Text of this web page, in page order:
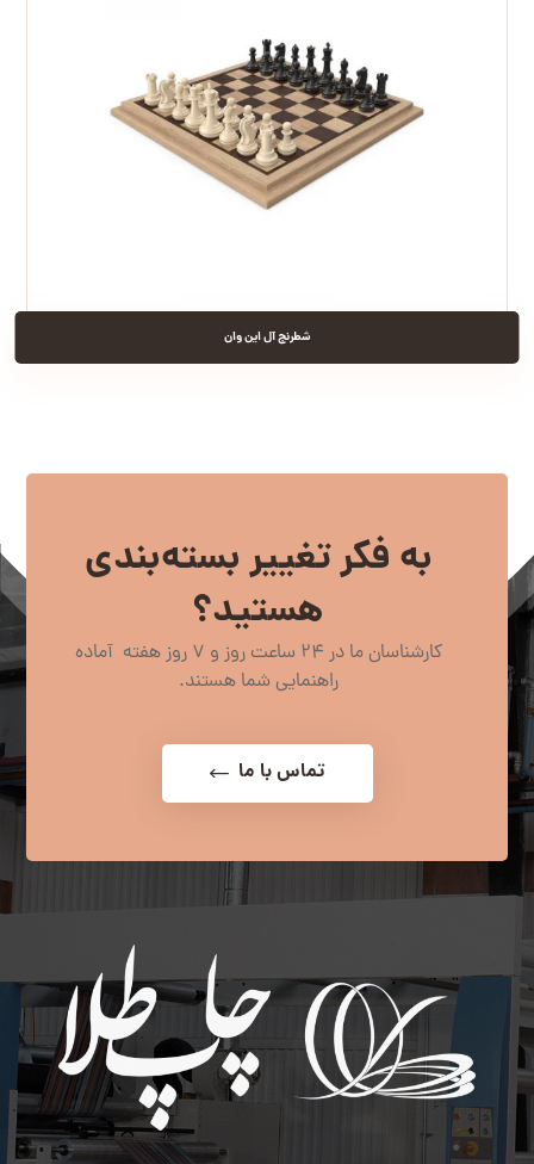
شطرنج آل این وان
به فکر تغییر بسته‌بندی
هستید؟
کارشناسان ما در 24 ساعت روز و 7 روز هفته آماده
راهنمایی شما هستند.
تماس با ما